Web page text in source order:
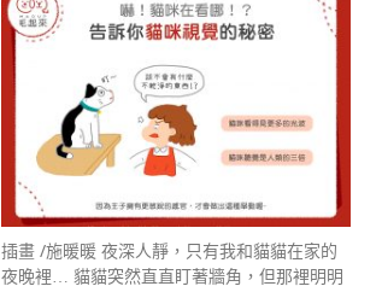
插畫 /施暖暖 夜深人靜，只有我和貓貓在家的
夜晚裡… 貓貓突然直直盯著牆角，但那裡明明